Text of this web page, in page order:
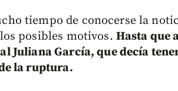
tiempo de conocerse la
posibles motivos. Hasta que
Juliana García, que decía
la ruptura.